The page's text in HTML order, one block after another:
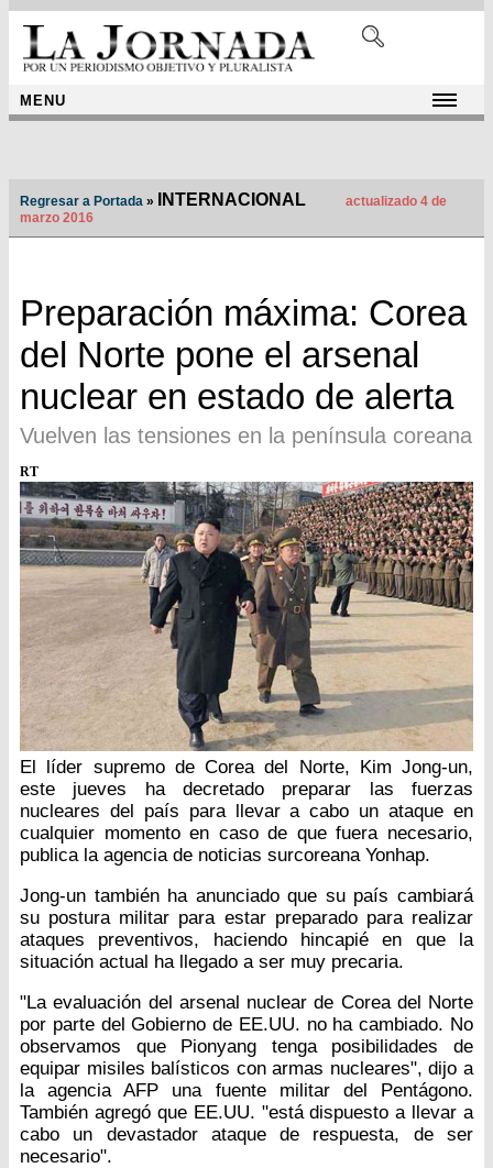
MENU
Regresar a Portada » INTERNACIONAL
actualizado 4 de
marzo 2016
Preparación máxima: Corea
del Norte pone el arsenal
nuclear en estado de alerta
Vuelven las tensiones en la península coreana
RT
El líder supremo de Corea del Norte, Kim Jong-un,
este jueves ha decretado preparar las fuerzas
nucleares del país para llevar a cabo un ataque en
cualquier momento en caso de que fuera necesario,
publica la agencia de noticias surcoreana Yonhap.
Jong-un también ha anunciado que su país cambiará
su postura militar para estar preparado para realizar
ataques preventivos, haciendo hincapié en que la
situación actual ha llegado a ser muy precaria.
"La evaluación del arsenal nuclear de Corea del Norte
por parte del Gobierno de EE.UU. no ha cambiado. No
observamos que Pionyang tenga posibilidades de
equipar misiles balísticos con armas nucleares", dijo a
la agencia AFP una fuente militar del Pentágono.
También agregó que EE.UU. "está dispuesto a llevar a
cabo un devastador ataque de respuesta, de ser
necesario".